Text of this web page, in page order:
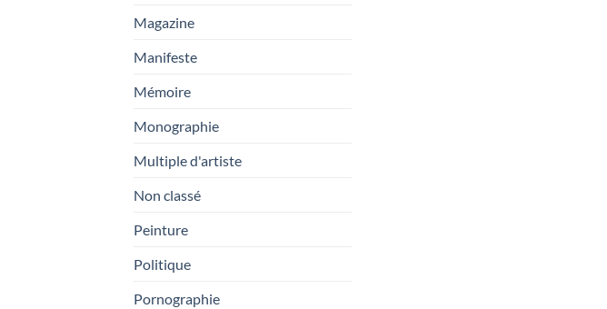
Magazine
Manifeste
Mémoire
Monographie
Multiple d'artiste
Non classé
Peinture
Politique
Pornographie